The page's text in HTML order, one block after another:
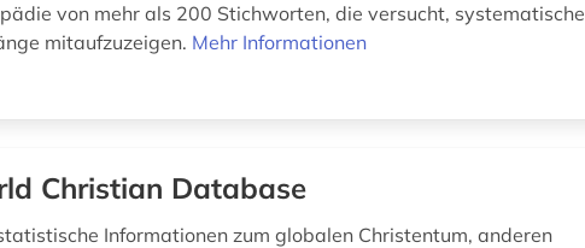
von mehr als 200 Stichworten, die versucht, systematische
mitaufzuzeigen. Mehr Informationen
Christian Database
Informationen zum globalen Christentum, anderen